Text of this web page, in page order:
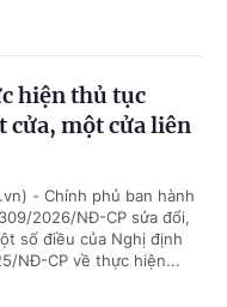
hiện thủ tục
cửa, một cửa liên
- Chính phủ ban hành
2026/NĐ-CP sửa đổi,
số điều của Nghị định
NĐ-CP về thực hiện...